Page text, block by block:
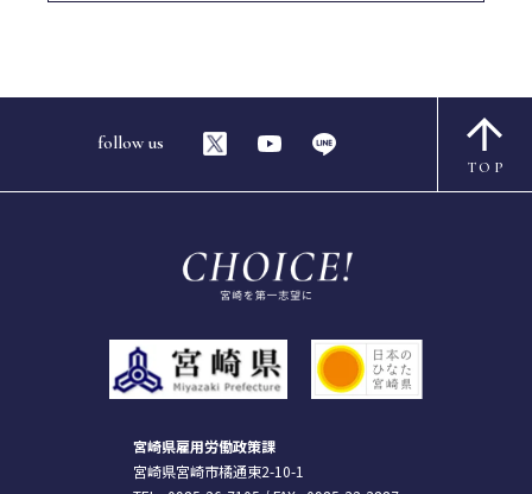
follow us
TOP
宮崎県雇用労働政策課
宮崎県宮崎市橘通東2-10-1